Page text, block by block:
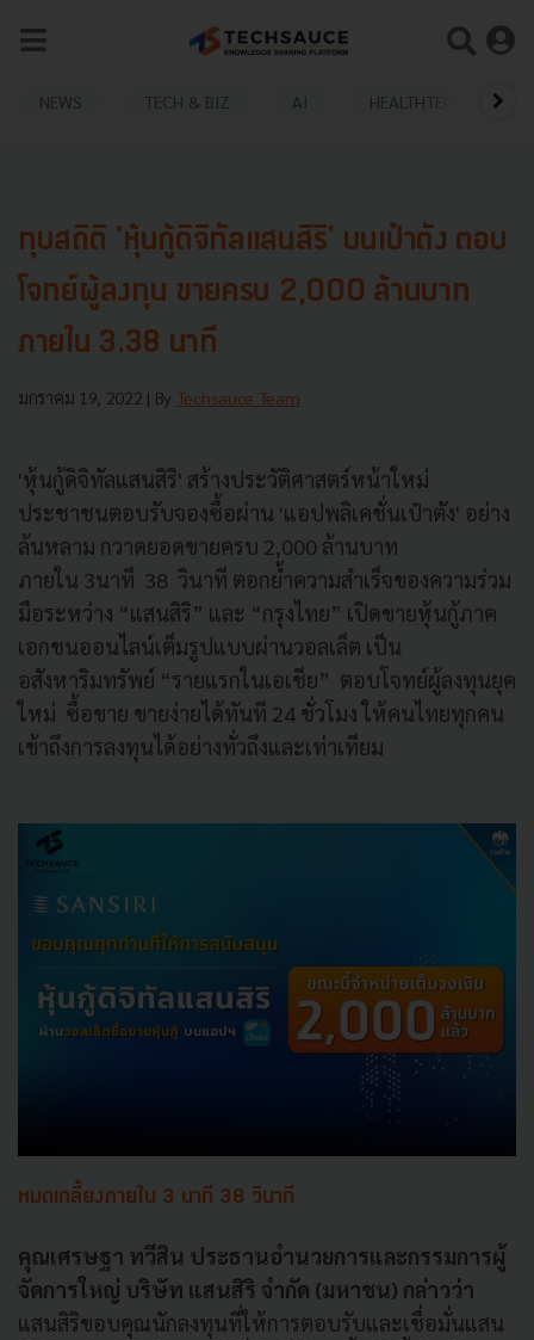
NEWS TECH & BIZ AI HEALTHTECH
ทุบสถิติ 'หุ้นกู้ดิจิทัลแสนสิริ' บนเป๋าตัง ตอบ
โจทย์ผู้ลงทุน ขายครบ 2,000 ล้านบาท
ภายใน 3.38 นาที
มกราคม 19, 2022 | By Techsauce Team
'หุ้นกู้ดิจิทัลแสนสิริ' สร้างประวัติศาสตร์หน้าใหม่
ประชาชนตอบรับจองซื้อผ่าน 'แอปพลิเคชั่นเป๋าตัง' อย่าง
ล้นหลาม กวาดยอดขายครบ 2,000 ล้านบาท
ภายใน 3นาที 38 วินาที ตอกย้ำความสำเร็จของความร่วม
มือระหว่าง “แสนสิริ” และ “กรุงไทย” เปิดขายหุ้นกู้ภาค
เอกชนออนไลน์เต็มรูปแบบผ่านวอลเล็ต เป็น
อสังหาริมทรัพย์ “รายแรกในเอเชีย” ตอบโจทย์ผู้ลงทุนยุค
ใหม่ ซื้อขาย ขายง่ายได้ทันที 24 ชั่วโมง ให้คนไทยทุกคน
เข้าถึงการลงทุนได้อย่างทั่วถึงและเท่าเทียม
หมดเกลี้ยงภายใน 3 นาที 38 วินาที
คุณเศรษฐา ทวีสิน ประธานอำนวยการและกรรมการผู้
จัดการใหญ่ บริษัท แสนสิริ จำกัด (มหาชน) กล่าวว่า
แสนสิริขอบคุณนักลงทุนที่ให้การตอบรับและเชื่อมั่นแสน